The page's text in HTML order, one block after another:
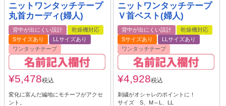
ニットワンタッチテープ
丸首カーディ(婦人)
背中が出にくい設計
乾燥機対応
Sサイズあり
LLサイズあり
ワンタッチテープ
¥5,478税込
変化に富んだ編地にモチーフがアクセ
ント。
ニットワンタッチテープ
Ｖ首ベスト(婦人)
背中が出にくい設計
乾燥機対応
Sサイズあり
LLサイズあり
ワンタッチテープ
¥4,928税込
刺繍がオシャレのポイントに！
サイズ S、M～L、LL